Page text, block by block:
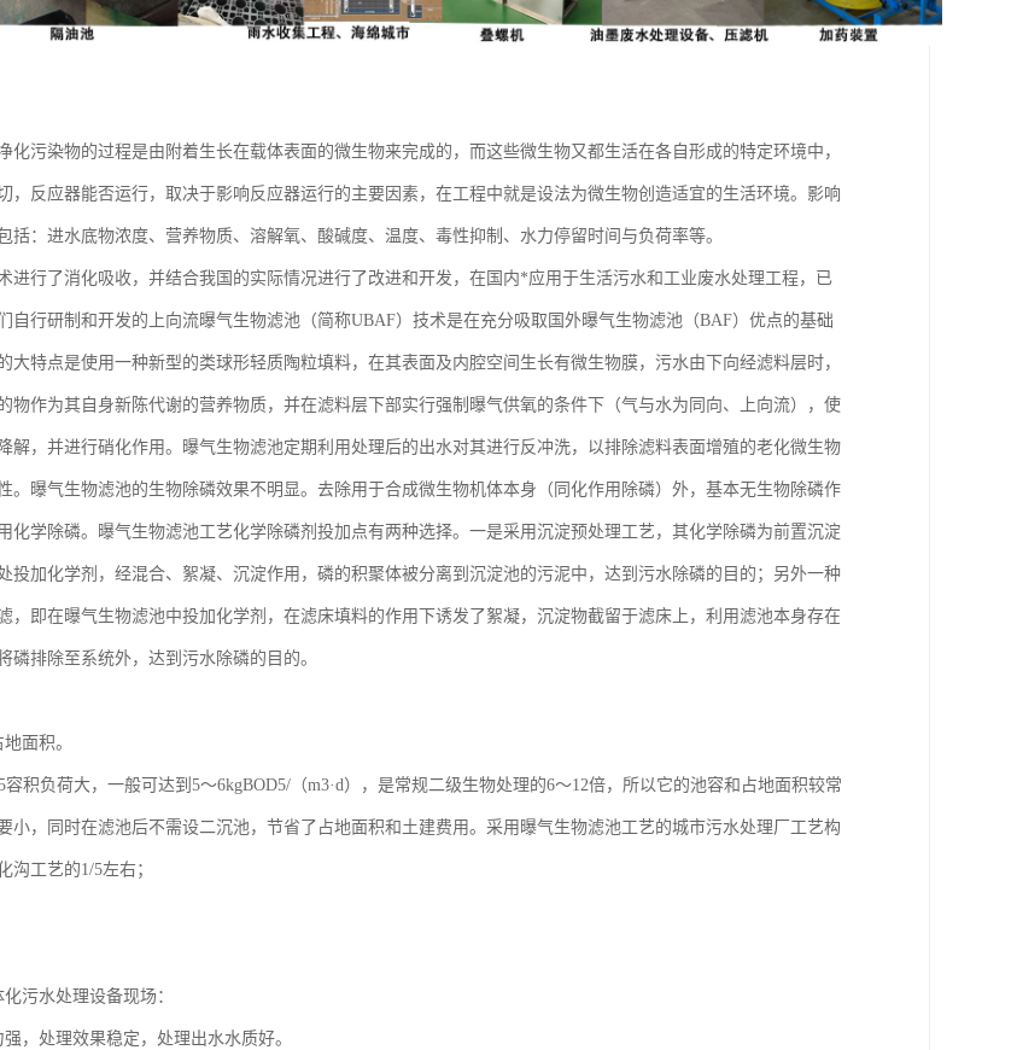
化污染物的过程是由附着生长在载体表面的微生物来完成的，而这些微生物又都生活在各自形成的特定环境中，
，反应器能否运行，取决于影响反应器运行的主要因素，在工程中就是设法为微生物创造适宜的生活环境。影响
括：进水底物浓度、营养物质、溶解氧、酸碱度、温度、毒性抑制、水力停留时间与负荷率等。
进行了消化吸收，并结合我国的实际情况进行了改进和开发，在国内*应用于生活污水和工业废水处理工程，已
自行研制和开发的上向流曝气生物滤池（简称UBAF）技术是在充分吸取国外曝气生物滤池（BAF）优点的基础
大特点是使用一种新型的类球形轻质陶粒填料，在其表面及内腔空间生长有微生物膜，污水由下向经滤料层时，
物作为其自身新陈代谢的营养物质，并在滤料层下部实行强制曝气供氧的条件下（气与水为同向、上向流），使
解，并进行硝化作用。曝气生物滤池定期利用处理后的出水对其进行反冲洗，以排除滤料表面增殖的老化微生物
。曝气生物滤池的生物除磷效果不明显。去除用于合成微生物机体本身（同化作用除磷）外，基本无生物除磷作
化学除磷。曝气生物滤池工艺化学除磷剂投加点有两种选择。一是采用沉淀预处理工艺，其化学除磷为前置沉淀
投加化学剂，经混合、絮凝、沉淀作用，磷的积聚体被分离到沉淀池的污泥中，达到污水除磷的目的；另外一种
，即在曝气生物滤池中投加化学剂，在滤床填料的作用下诱发了絮凝，沉淀物截留于滤床上，利用滤池本身存在
磷排除至系统外，达到污水除磷的目的。
面积。
容积负荷大，一般可达到5～6kgBOD5/（m3·d），是常规二级生物处理的6～12倍，所以它的池容和占地面积较常
小，同时在滤池后不需设二沉池，节省了占地面积和土建费用。采用曝气生物滤池工艺的城市污水处理厂工艺构
沟工艺的1/5左右；
污水处理设备现场：
强，处理效果稳定，处理出水水质好。